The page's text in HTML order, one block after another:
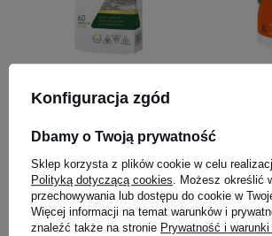
Cynk + Vit B6 - 60caps.
20,25 zł
Kup teraz -wysyłka jutro
22,99 zł
Kup teraz -
Konfiguracja zgód
Dbamy o Twoją prywatność
Sklep korzysta z plików cookie w celu
Polityką dotyczącą cookies. Możesz określić
przechowywania lub dostępu do cookie w
Więcej informacji na temat warunków i
znaleźć także na stronie Prywatność i